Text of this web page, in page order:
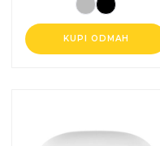
KUPI ODMAH
proizvod